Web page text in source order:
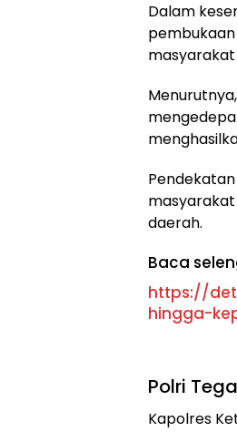
Dalam
masyarakat
daerah.
Baca
https://
hingga-
Polri
Kapolres